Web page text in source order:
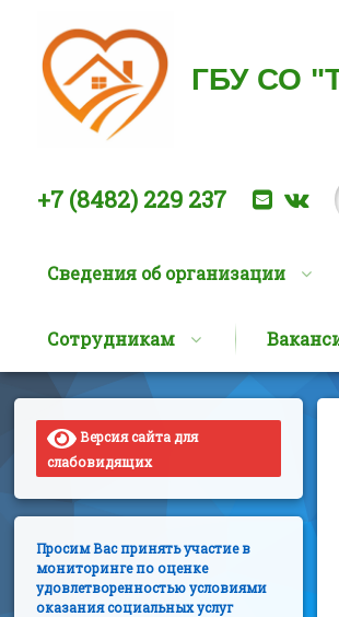
Перейти
содержимому
ГБУ СО
Позвоните нам:
+7 (8482) 229 237 E-
Сведения об организации
Сотрудникам
Версия сайта для
слабовидящих
Просим Вас принять участие в
мониторинге по оценке
удовлетворенностью условиями
оказания социальных услуг